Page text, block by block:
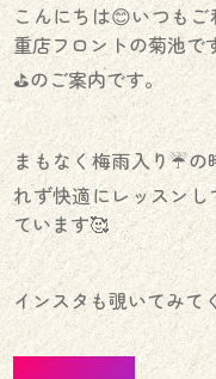
こんにちは😊いつも
重店フロントの菊池で
⛳️のご案内です。
まもなく梅雨入り☔️
れず快適にレッスン
ています🥰
インスタも覗いてみて